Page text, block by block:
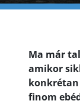
Ma már
amikor
finom